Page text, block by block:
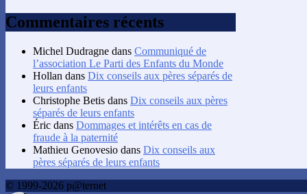
Commentaires récents
Michel Dudragne dans Communiqué de
l’association Le Parti des Enfants du Monde
Hollan dans Dix conseils aux pères séparés de
leurs enfants
Christophe Betis dans Dix conseils aux pères
séparés de leurs enfants
Éric dans Dommages et intérêts en cas de
fraude à la paternité
Mathieu Genovesio dans Dix conseils aux
pères séparés de leurs enfants
© 1999-2026 p@ternet